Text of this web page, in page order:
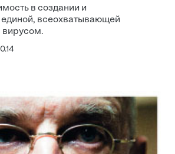
в создании и
всеохватывающей
вирусом.